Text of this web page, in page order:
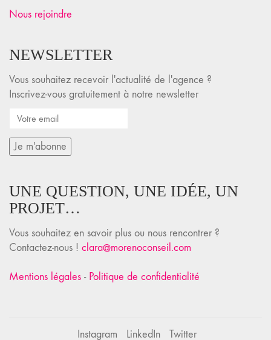
Nous rejoindre
NEWSLETTER
Vous souhaitez recevoir l'actualité de l'agence ?
Inscrivez-vous gratuitement à notre newsletter
UNE QUESTION, UNE IDÉE, UN
PROJET…
Vous souhaitez en savoir plus ou nous rencontrer ?
Contactez-nous ! clara@morenoconseil.com
Mentions légales - Politique de confidentialité
Instagram LinkedIn Twitter